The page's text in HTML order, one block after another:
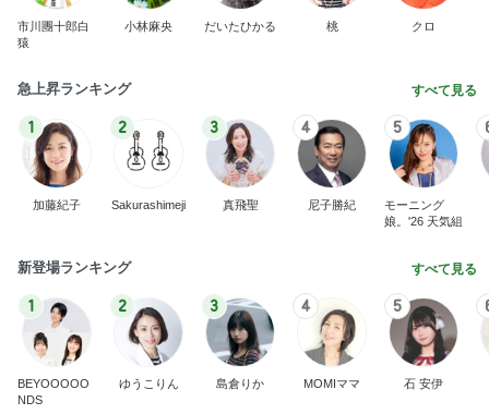
市川團十郎白
猿
小林麻央 だいたひかる 桃 クロ
急上昇ランキング すべて見る
1
加藤紀子
2
Sakurashimeji
3
真飛聖
4
尼子勝紀
5
モーニング
娘。'26 天気組
新登場ランキング すべて見る
1
BEYOOOOO
NDS
2
ゆうこりん
3
島倉りか
4
MOMIママ
5
石 安伊